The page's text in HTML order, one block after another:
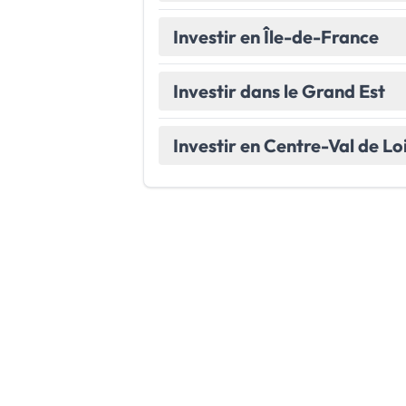
Investir en Île-de-France
Investir dans le Grand Est
Investir en Centre-Val de